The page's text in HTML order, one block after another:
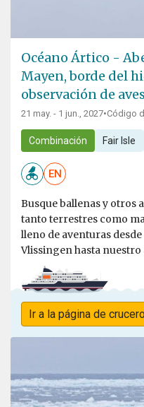
Océano Ártico -
Mayen, borde del
observación de aves
21 may. - 1 jun., 2027•Código
Combinación Fair Isle
EN
Busque ballenas y otros
tanto terrestres como
lleno de aventuras
Vlissingen hasta
Ir a la página de